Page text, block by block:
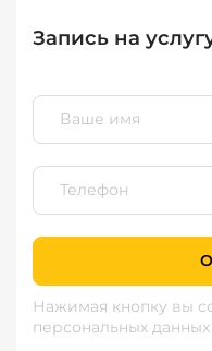
Запись на
Нажимая кнопку вы
персональных данных